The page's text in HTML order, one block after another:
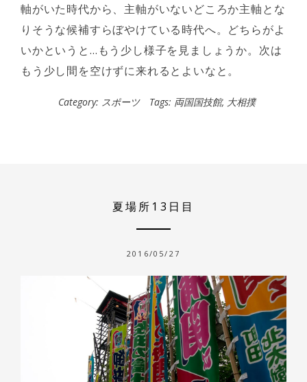
軸がいた時代から、主軸がいないどころか主軸とな
りそうな候補すらぼやけている時代へ。どちらがよ
いかというと…もう少し様子を見ましょうか。次は
もう少し間を空けずに来れるとよいなと。
Category: スポーツ Tags: 両国国技館, 大相撲
夏場所13日目
2016/05/27